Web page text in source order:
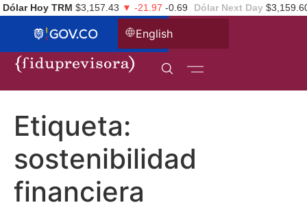
Dólar Hoy TRM $3,157.43 ▼ -21.97 -0.69 Dólar Next Day
English
Etiqueta:
sostenibilidad
financiera